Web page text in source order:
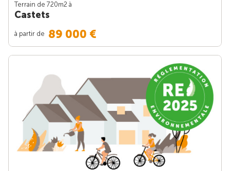
Terrain de 720m2 à
Castets
à partir de 89 000 €